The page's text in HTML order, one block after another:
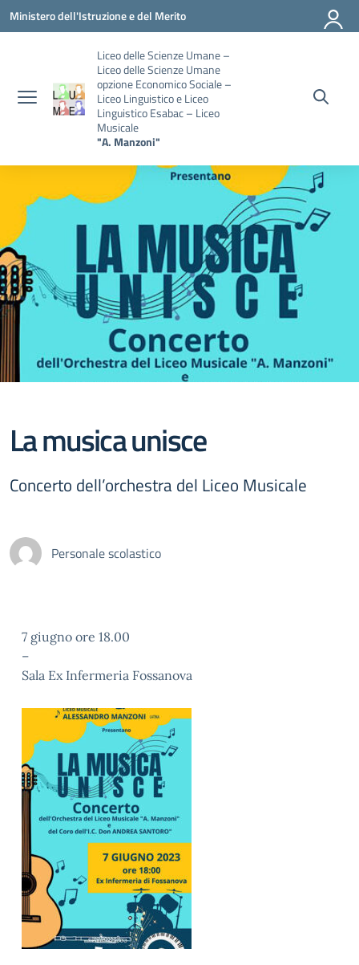
Vai ai contenuti
Vai al menu di navigazione
Vai al footer
Ministero dell'Istruzione e del Merito
Liceo delle Scienze Umane –
Liceo delle Scienze Umane
opzione Economico Sociale –
Liceo Linguistico e Liceo
Linguistico Esabac – Liceo
Musicale
"A. Manzoni"
La musica unisce
Concerto dell’orchestra del Liceo Musicale
Personale scolastico
7 giugno ore 18.00
–
Sala Ex Infermeria Fossanova